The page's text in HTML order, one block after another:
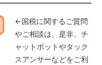
←国税に関するご質問
やご相談は、是非、チ
ャットボットやタック
スアンサーなどをご利